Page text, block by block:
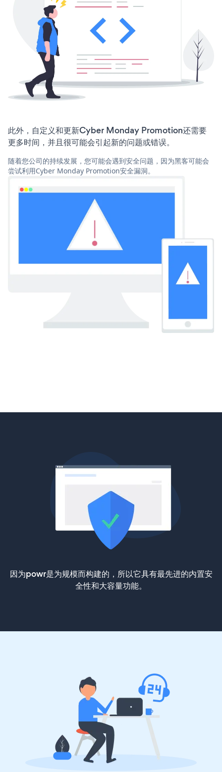
此外，自定义和更新Cyber Monday Promotion还需要
更多时间，并且很可能会引起新的问题或错误。
随着您公司的持续发展，您可能会遇到安全问题，因为黑客可能会
尝试利用Cyber Monday Promotion安全漏洞。
因为powr是为规模而构建的，所以它具有最先进的内置安
全性和大容量功能。